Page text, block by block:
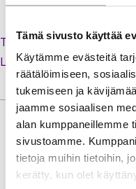
Tämä sivusto käyttää
Käytämme evästeitä
räätälöimiseen,
tukemiseen ja
jaamme sosiaalisen
alan kumppaneillemme
sivustoamme.
tietoja muihin tietoihin,
kerätty, kun olet
Tilaa uusi salasana
Luo käyttäjätili
Energiateollisuus